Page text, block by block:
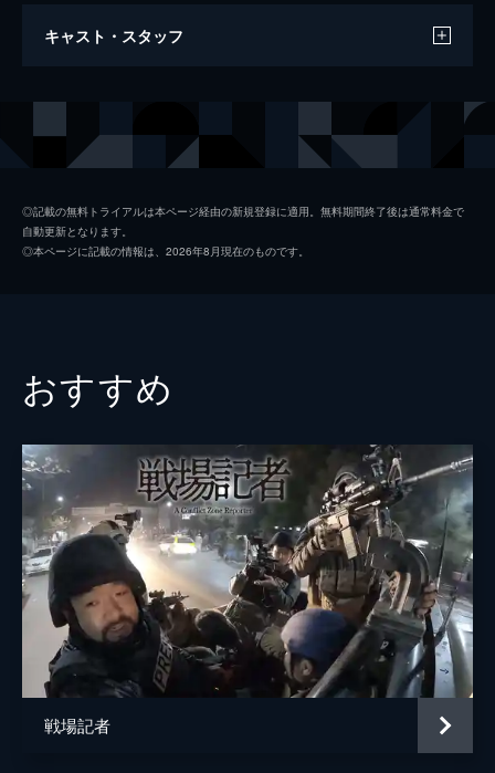
わたしは金正男を殺してない
キャスト・スタッフ
ブレイク・ニーリー
◎記載の無料トライアルは本ページ経由の新規登録に適用。無料期間終了後は通常料金で
自動更新となります。
◎本ページに記載の情報は、2026年8月現在のものです。
おすすめ
戦場記者